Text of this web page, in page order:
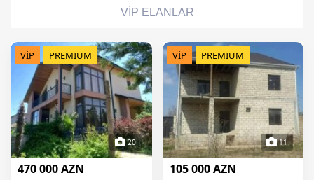
VİP ELANLAR
VİP PREMIUM
20
470 000 AZN
VİP PREMIUM
11
105 000 AZN